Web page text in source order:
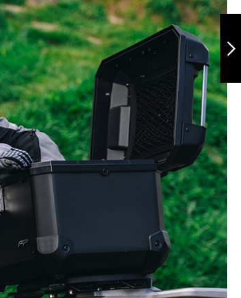
Maletero
Maverick 3.0 40 L
Titanio
Siguiente